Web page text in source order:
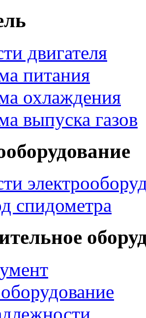
двигателя
питания
охлаждения
выпуска газов
спидометра